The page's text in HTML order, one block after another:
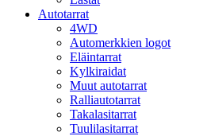
Autotarrat
4WD
Automerkkien logot
Eläintarrat
Kylkiraidat
Muut autotarrat
Ralliautotarrat
Takalasitarrat
Tuulilasitarrat